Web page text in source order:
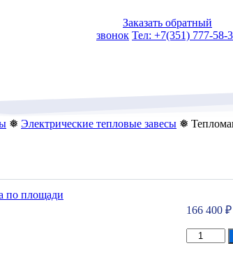
Заказать обратный
звонок Тел: +7(351) 777-58-
по площади
❅ Электрические тепловые завесы ❅
166 400 ₽
товара